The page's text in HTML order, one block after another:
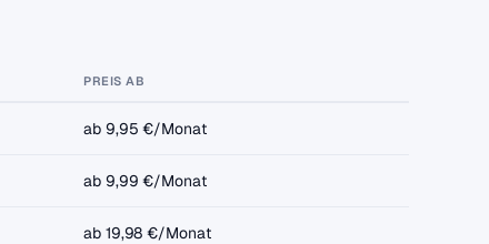
PREIS AB
ab 9,95 €/Monat
ab 9,99 €/Monat
ab 19,98 €/Monat